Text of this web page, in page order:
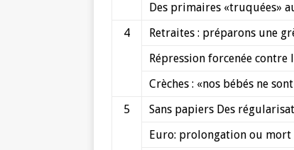
Des primaires «truquées»
4
Retraites : préparons une
Répression forcenée contre
Crèches : «nos bébés ne
5
Sans papiers Des
Euro: prolongation ou mort